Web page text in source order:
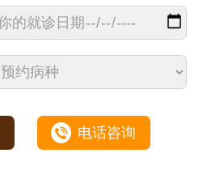
电话咨询